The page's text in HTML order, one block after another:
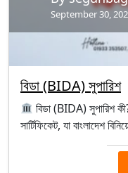
বিডা (BIDA) সুপারিশ
September 30,
বিডা (BIDA) সুপারিশ
সার্টিফিকেট, যা বাংলাদেশ